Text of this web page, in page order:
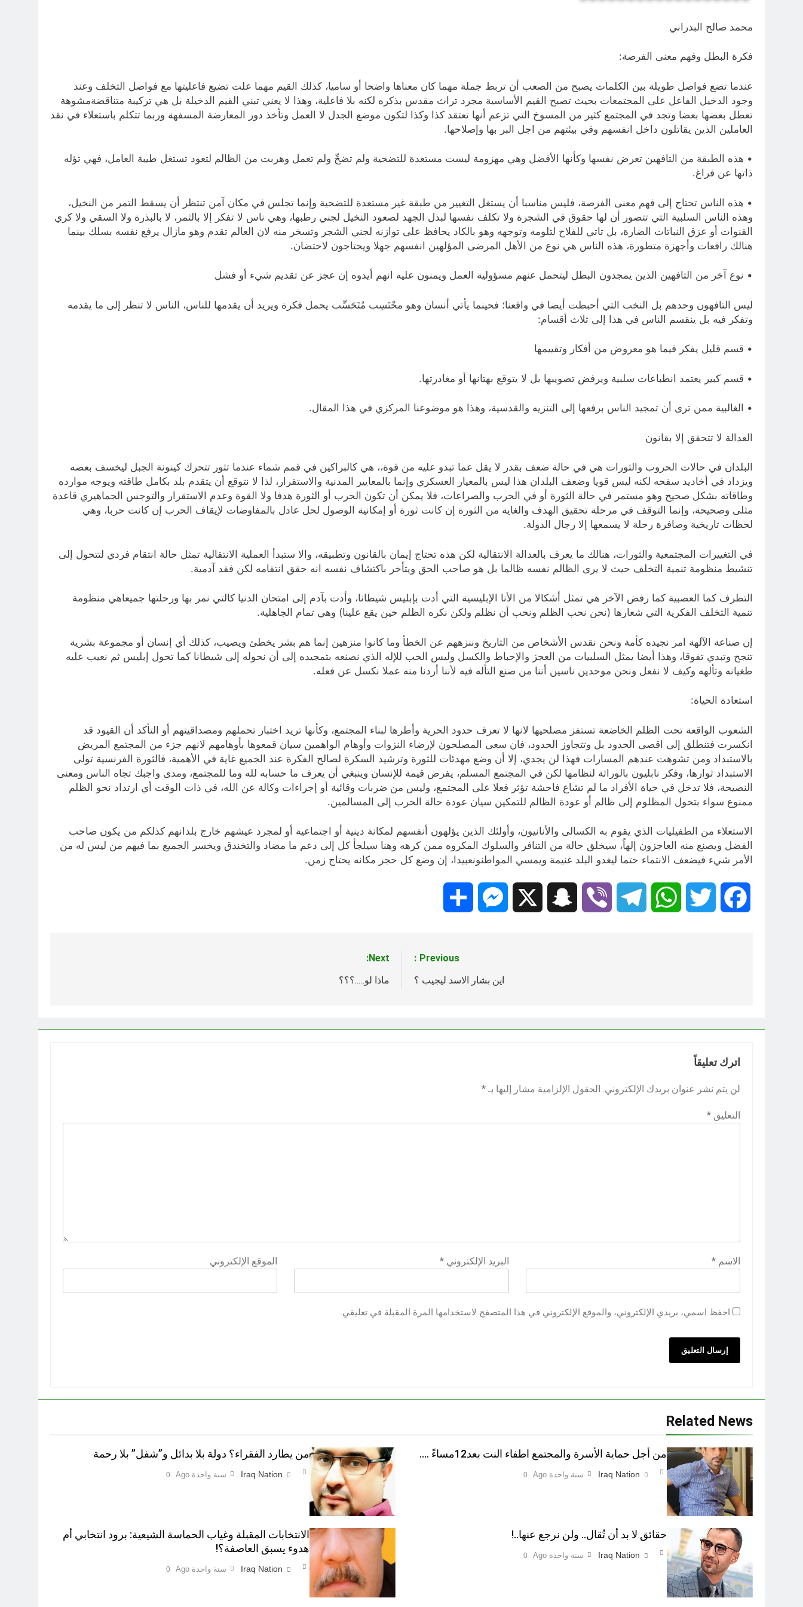
محمد صالح البدراني
فكرة البطل وفهم معنى الفرصة:
عندما تضع فواصل طويلة بين الكلمات يصبح من الصعب أن تربط جملة مهما كان معناها واضحا أو ساميا، كذلك القيم مهما علت تضيع فاعليتها مع فواصل التخلف وعند
وجود الدخيل الفاعل على المجتمعات بحيث تصبح القيم الأساسية مجرد تراث مقدس بذكره لكنه بلا فاعلية، وهذا لا يعني تبني القيم الدخيلة بل هي تركيبة متناقضةمشوهة
تعطل بعضها بعضا وتجد في المجتمع كثير من المسوخ التي تزعم أنها تعتقد كذا وكذا لتكون موضع الجدل لا العمل وتأخذ دور المعارضة المسفهة وربما تتكلم باستعلاء في نقد
العاملين الذين يقاتلون داخل انفسهم وفي بيئتهم من اجل البر بها وإصلاحها.
• هذه الطبقة من التافهين تعرض نفسها وكأنها الأفضل وهي مهزومة ليست مستعدة للتضحية ولم تضحِّ ولم تعمل وهربت من الظالم لتعود تستغل طيبة العامل، فهي تؤله
ذاتها عن فراغ.
• هذه الناس تحتاج إلى فهم معنى الفرصة، فليس مناسبا أن يستغل التغيير من طبقة غير مستعدة للتضحية وإنما تجلس في مكان آمن تنتظر أن يسقط التمر من النخيل،
وهذه الناس السلبية التي تتصور أن لها حقوق في الشجرة ولا تكلف نفسها لبذل الجهد لصعود النخيل لجني رطبها، وهي ناس لا تفكر إلا بالثمر، لا بالبذرة ولا السقي ولا كري
القنوات أو عزق النباتات الضارة، بل تاتي للفلاح لتلومه وتوجهه وهو بالكاد يحافظ على توازنه لجني الشجر وتسخر منه لان العالم تقدم وهو مازال يرفع نفسه بسلك بينما
هنالك رافعات وأجهزة متطورة، هذه الناس هي نوع من الأهل المرضى المؤلهين انفسهم جهلا ويحتاجون لاحتضان.
• نوع آخر من التافهين الذين يمجدون البطل ليتحمل عنهم مسؤولية العمل ويمنون عليه انهم أيدوه إن عجز عن تقديم شيء أو فشل
ليس التافهون وحدهم بل النخب التي أحبطت أيضا في واقعنا؛ فحينما يأتي أنسان وهو محْتَسِب مُتَحَسِّب يحمل فكرة ويريد أن يقدمها للناس، الناس لا تنظر إلى ما يقدمه
وتفكر فيه بل ينقسم الناس في هذا إلى ثلاث أقسام:
• قسم قليل يفكر فيما هو معروض من أفكار وتقييمها
• قسم كبير يعتمد انطباعات سلبية ويرفض تصويبها بل لا يتوقع بهتانها أو مغادرتها.
• الغالبية ممن ترى أن تمجيد الناس برفعها إلى التنزيه والقدسية، وهذا هو موضوعنا المركزي في هذا المقال.
العدالة لا تتحقق إلا بقانون
البلدان في حالات الحروب والثورات هي في حالة ضعف بقدر لا يقل عما تبدو عليه من قوة،، هي كالبراكين في قمم شماء عندما تثور تتحرك كينونة الجبل ليخسف بعضه
ويزداد في أخاديد سفحه لكنه ليس قويا وضعف البلدان هذا ليس بالمعيار العسكري وإنما بالمعايير المدنية والاستقرار، لذا لا نتوقع أن يتقدم بلد بكامل طاقته ويوجه موارده
وطاقاته بشكل صحيح وهو مستمر في حالة الثورة أو في الحرب والصراعات، فلا يمكن أن تكون الحرب أو الثورة هدفا ولا القوة وعدم الاستقرار والتوجس الجماهيري قاعدة
مثلى وصحيحة، وإنما التوقف في مرحلة تحقيق الهدف والغاية من الثورة إن كانت ثورة أو إمكانية الوصول لحل عادل بالمفاوضات لإيقاف الحرب إن كانت حربا، وهي
لحظات تاريخية وصافرة رحلة لا يسمعها إلا رجال الدولة.
في التغييرات المجتمعية والثورات، هنالك ما يعرف بالعدالة الانتقالية لكن هذه تحتاج إيمان بالقانون وتطبيقه، والا ستبدأ العملية الانتقالية تمثل حالة انتقام فردي لتتحول إلى
تنشيط منظومة تنمية التخلف حيث لا يرى الظالم نفسه ظالما بل هو صاحب الحق ويتأخر باكتشاف نفسه انه حقق انتقامه لكن فقد آدمية.
التطرف كما العصبية كما رفض الآخر هي تمثل أشكالا من الأنا الإبليسية التي أدت بإبليس شيطانا، وأدت بآدم إلى امتحان الدنيا كالتي نمر بها ورحلتها جميعاهي منظومة
تنمية التخلف الفكرية التي شعارها (نحن نحب الظلم ونحب أن نظلم ولكن نكره الظلم حين يقع علينا) وهي تمام الجاهلية.
إن صناعة الآلهة امر نجيده كأمة ونحن نقدس الأشخاص من التاريخ وننزههم عن الخطأ وما كانوا منزهين إنما هم بشر يخطئ ويصيب، كذلك أي إنسان أو مجموعة بشرية
تنجح وتبدي تفوقا، وهذا أيضا يمثل السلبيات من العجز والإحباط والكسل وليس الحب للإله الذي نصنعه بتمجيده إلى أن نحوله إلى شيطانا كما تحول إبليس ثم نعيب عليه
طغيانه وتألهه وكيف لا نفعل ونحن موحدين ناسين أننا من صنع التأله فيه لأننا أردنا منه عملا نكسل عن فعله.
استعادة الحياة:
الشعوب الواقعة تحت الظلم الخاضعة تستفز مصلحيها لانها لا تعرف حدود الحرية وأطرها لبناء المجتمع، وكأنها تريد اختبار تحملهم ومصداقيتهم أو التأكد أن القيود قد
انكسرت فتنطلق إلى اقصى الحدود بل وتتجاوز الحدود، فان سعى المصلحون لإرضاء النزوات وأوهام الواهمين سيان قمعوها بأوهامهم لانهم جزء من المجتمع المريض
بالاستبداد ومن تشوهت عندهم المسارات فهذا لن يجدي، إلا أن وضع مهدئات للثورة وترشيد السكرة لصالح الفكرة عند الجميع غاية في الأهمية، فالثورة الفرنسية تولى
الاستبداد ثوارها، وفكر نابليون بالوراثة لنظامها لكن في المجتمع المسلم، يفرض قيمة للإنسان وينبغي أن يعرف ما حسابه لله وما للمجتمع، ومدى واجبك تجاه الناس ومعنى
النصيحة، فلا تدخل في حياة الأفراد ما لم تشاع فاحشة تؤثر فعلا على المجتمع، وليس من ضربات وقائية أو إجراءات وكالة عن الله، في ذات الوقت أي ارتداد نحو الظلم
ممنوع سواء بتحول المظلوم إلى ظالم أو عودة الظالم للتمكين سيان عودة حالة الحرب إلى المسالمين.
الاستعلاء من الطفيليات الذي يقوم به الكسالى والأنانيون، وأولئك الذين يؤلهون أنفسهم لمكانة دينية أو اجتماعية أو لمجرد عيشهم خارج بلدانهم كذلكم من يكون صاحب
الفضل ويصنع منه العاجزون إلهاً، سيخلق حالة من التنافر والسلوك المكروه ممن كرهه وهنا سيلجأ كل إلى دعم ما مضاد والتخندق ويخسر الجميع بما فيهم من ليس له من
الأمر شيء فيضعف الانتماء حتما ليغدو البلد غنيمة ويمسي المواطنونعبيدا، إن وضع كل حجر مكانه يحتاج زمن.
Facebook
Twitter
WhatsApp
Telegram
Viber
Snapchat
Messenger
Previous:
اين بشار الاسد ليجيب ؟
Next:
ماذا لو…..؟؟؟
اترك تعليقاً
لن يتم نشر عنوان بريدك الإلكتروني. الحقول الإلزامية مشار إليها بـ *
التعليق *
الاسم * البريد الإلكتروني* الموقع الإلكتروني
احفظ اسمي، بريدي الإلكتروني، والموقع الإلكتروني في هذا المتصفح لاستخدامها المرة المقبلة في تعليقي.
Related News
من أجل حماية الأسرة والمجتمع اطفاء النت بعد12مساءً ….
Iraq Nation سنة واحدة Ago 0
من يطارد الفقراء؟ دولة بلا بدائل و”شفل” بلا رحمة
Iraq Nation سنة واحدة Ago 0
حقائق لا بد أن تُقال.. ولن نرجع عنها..!
Iraq Nation سنة واحدة Ago 0
الانتخابات المقبلة وغياب الحماسة الشيعية: برود انتخابي أم
هدوء يسبق العاصفة؟!
Iraq Nation سنة واحدة Ago 0